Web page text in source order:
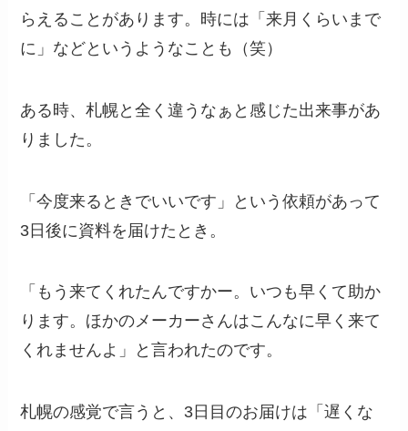
らえることがあります。時には「来月くらいまで
に」などというようなことも（笑）
ある時、札幌と全く違うなぁと感じた出来事があ
りました。
「今度来るときでいいです」という依頼があって
3日後に資料を届けたとき。
「もう来てくれたんですかー。いつも早くて助か
ります。ほかのメーカーさんはこんなに早く来て
くれませんよ」と言われたのです。
札幌の感覚で言うと、3日目のお届けは「遅くな